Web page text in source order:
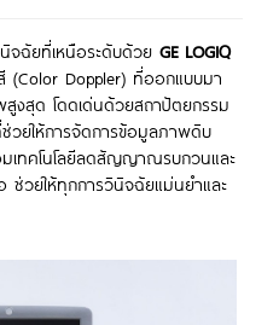
จฉัยที่เหนือระดับด้วย GE LOGIQ
(Color Doppler) ที่ออกแบบมา
งสุด โดดเด่นด้วยสถาปัตยกรรม
วยให้การจัดการข้อมูลภาพดิบ
เทคโนโลยีลดสัญญาณรบกวนและ
ช่วยให้ทุกการวินิจฉัยแม่นยำและ